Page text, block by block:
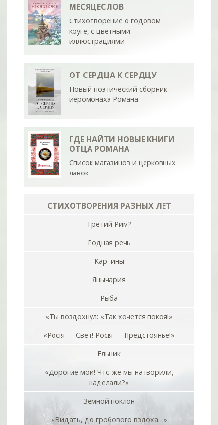
МЕСЯЦЕСЛОВ
Стихотворение о годовом
круге, с цветными
иллюстрациями
ОТ СЕРДЦА К СЕРДЦУ
Новый поэтический сборник
иеромонаха Романа
ГДЕ НАЙТИ НОВЫЕ КНИГИ
ОТЦА РОМАНА
Список магазинов и церковных
лавок
СТИХОТВОРЕНИЯ РАЗНЫХ ЛЕТ
Третий Рим?
Родная речь
Картины
Янычария
Рыба
«Ты воздохнул: «Так хочется покоя!»
«Росiя — Свет! Росiя — Предстоянье!»
Ельник
«Дорогие мои! Что же мы натворили,
наделали?»
Земной поклон
«Видать, до гробового вздоха…»